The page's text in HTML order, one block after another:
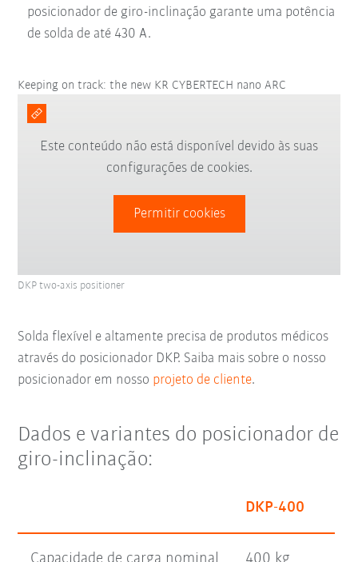
posicionador de giro-inclinação garante uma potência
de solda de até 430 A.
Keeping on track: the new KR CYBERTECH nano ARC
Este conteúdo não está disponível devido às suas
configurações de cookies.
Permitir cookies
DKP two-axis positioner
Solda flexível e altamente precisa de produtos médicos
através do posicionador DKP. Saiba mais sobre o nosso
posicionador em nosso projeto de cliente.
Dados e variantes do posicionador de
giro-inclinação:
DKP-400
Capacidade de carga nominal 400 kg